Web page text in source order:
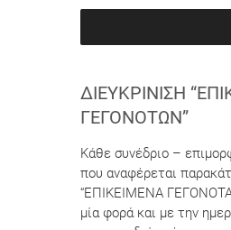
ΔΙΕΥΚΡΊΝΙΣΗ
ΓΕΓΟΝΌΤΩΝ”
Κάθε συνέδριο –
που αναφέρεται
“ΕΠΙΚΕΙΜΕΝΑ
μία φορά και με την